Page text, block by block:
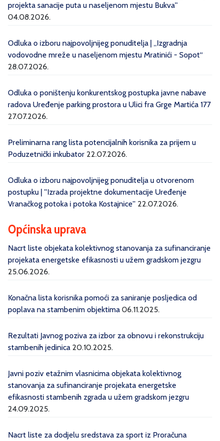
projekta sanacije puta u naseljenom mjestu Bukva''
04.08.2026.
Odluka o izboru najpovoljnijeg ponuditelja | „Izgradnja
vodovodne mreže u naseljenom mjestu Mratinići - Sopot“
28.07.2026.
Odluka o poništenju konkurentskog postupka javne nabave
radova Uređenje parking prostora u Ulici fra Grge Martića 177
27.07.2026.
Preliminarna rang lista potencijalnih korisnika za prijem u
Poduzetnički inkubator 22.07.2026.
Odluka o izboru najpovoljnijeg ponuditelja u otvorenom
postupku | ''Izrada projektne dokumentacije Uređenje
Vranačkog potoka i potoka Kostajnice'' 22.07.2026.
Općinska uprava
Nacrt liste objekata kolektivnog stanovanja za sufinanciranje
projekata energetske efikasnosti u užem gradskom jezgru
25.06.2026.
Konačna lista korisnika pomoći za saniranje posljedica od
poplava na stambenim objektima 06.11.2025.
Rezultati Javnog poziva za izbor za obnovu i rekonstrukciju
stambenih jedinica 20.10.2025.
Javni poziv etažnim vlasnicima objekata kolektivnog
stanovanja za sufinanciranje projekata energetske
efikasnosti stambenih zgrada u užem gradskom jezgru
24.09.2025.
Nacrt liste za dodjelu sredstava za sport iz Proračuna